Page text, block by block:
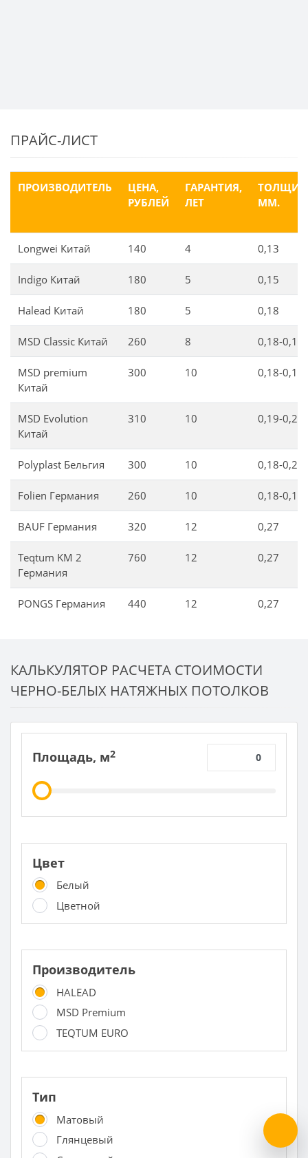
ПРАЙС-ЛИСТ
ПРОИЗВОДИТЕЛЬ
ЦЕНА,
РУБЛЕЙ
ГАРАНТИЯ,
ЛЕТ
ММ.
Longwei Китай 140 4 0,13
Indigo Китай 180 5 0,15
Halead Китай 180 5 0,18
MSD Classic Китай 260 8 0,18-0,19
MSD premium
Китай
300 10 0,18-0,19
MSD Evolution
Китай
310 10 0,19-0,2
Polyplast Бельгия 300 10 0,18-0,2
Folien Германия 260 10 0,18-0,19
BAUF Германия 320 12 0,27
Teqtum KM 2
Германия
760 12 0,27
PONGS Германия 440 12 0,27
КАЛЬКУЛЯТОР РАСЧЕТА СТОИМОСТИ
ЧЕРНО-БЕЛЫХ НАТЯЖНЫХ ПОТОЛКОВ
Площадь, м2
Цвет
Белый
Цветной
Производитель
HALEAD
MSD Premium
TEQTUM EURO
Тип
Матовый
Глянцевый